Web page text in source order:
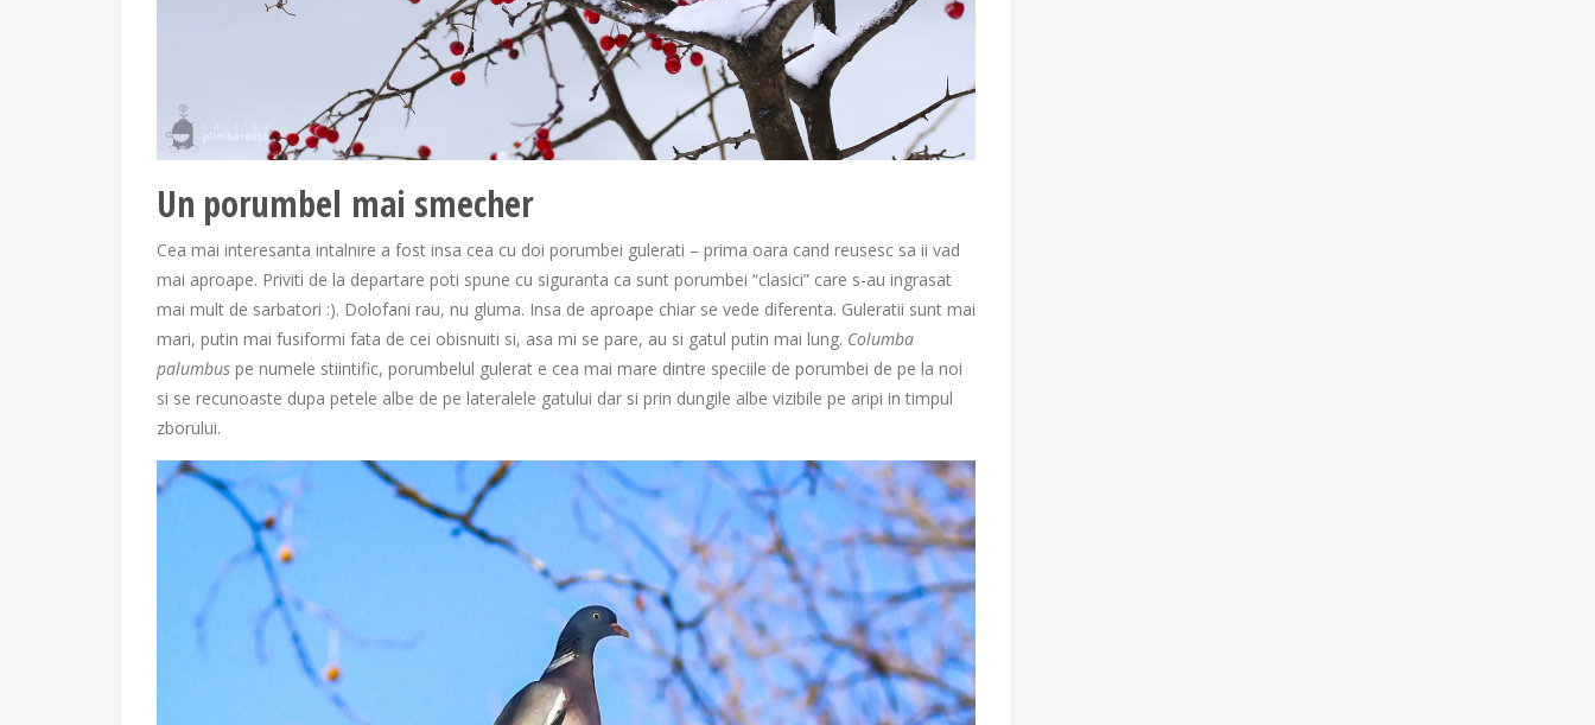
Un porumbel mai smecher
Cea mai interesanta intalnire a fost insa cea cu doi porumbei gulerati – prima oara cand reusesc sa ii vad
mai aproape. Priviti de la departare poti spune cu siguranta ca sunt porumbei “clasici” care s-au ingrasat
mai mult de sarbatori :). Dolofani rau, nu gluma. Insa de aproape chiar se vede diferenta. Guleratii sunt mai
mari, putin mai fusiformi fata de cei obisnuiti si, asa mi se pare, au si gatul putin mai lung. Columba
palumbus pe numele stiintific, porumbelul gulerat e cea mai mare dintre speciile de porumbei de pe la noi
si se recunoaste dupa petele albe de pe lateralele gatului dar si prin dungile albe vizibile pe aripi in timpul
zborului.